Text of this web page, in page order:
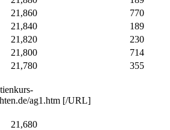
21,860
770
21,840
189
21,820
230
21,800
714
21,780
355
ag1.htm [/URL]
21,680